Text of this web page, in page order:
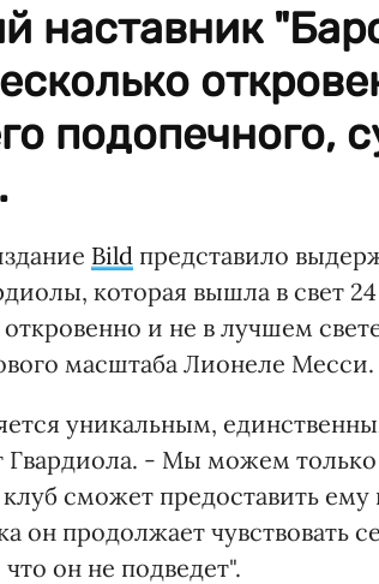
наставник
подопечного,
Bild представило
которая вышла в свет
откровенно и не в лучшем
масштаба Лионеле Месси.
уникальным,
Гвардиола. - Мы можем только
сможет предоставить
он продолжает чувствовать
он не подведет".